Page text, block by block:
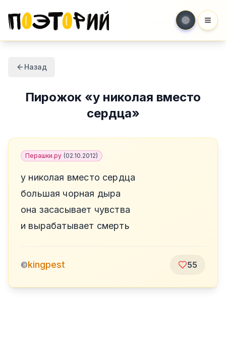
Назад
Пирожок «у николая вместо
сердца»
Перашки.ру (02.10.2012)
у николая вместо сердца
большая чорная дыра
она засасывает чувства
и вырабатывает смерть
©kingpest 55